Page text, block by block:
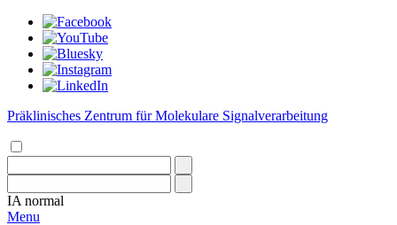
Präklinisches Zentrum für Molekulare Signalverarbeitung
IA normal
Menu